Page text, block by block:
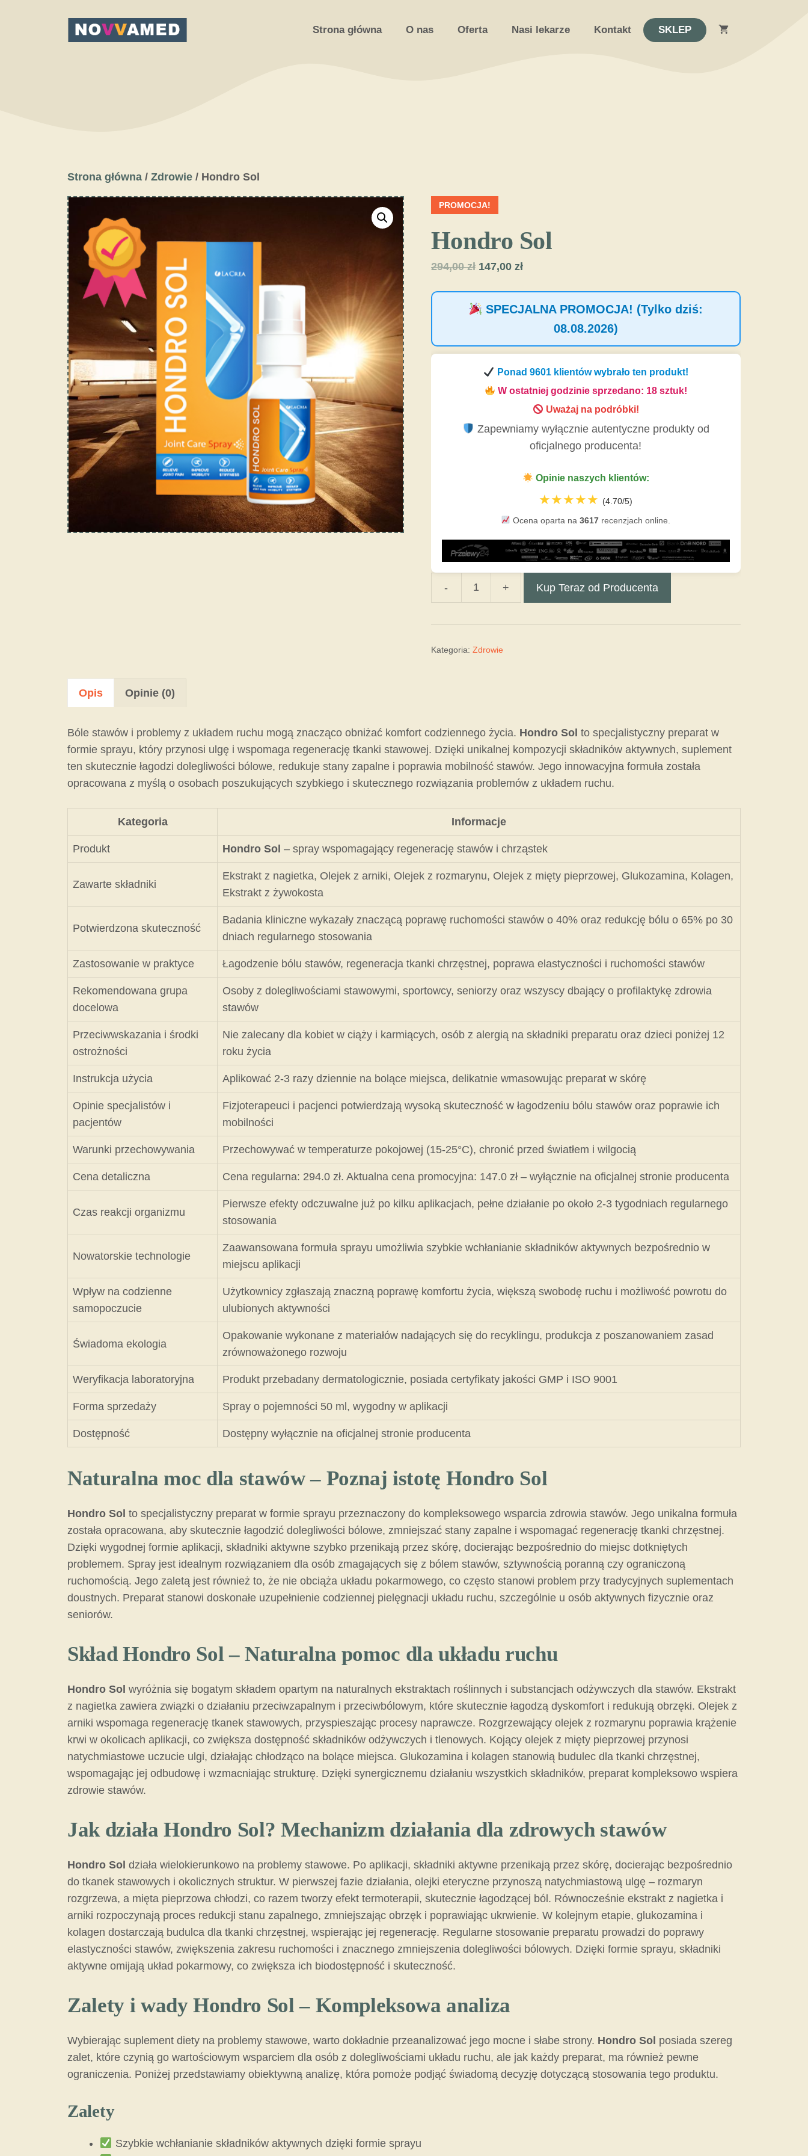
Strona główna O nas Oferta Nasi lekarze Kontakt SKLEP
Strona główna / Zdrowie / Hondro Sol
PROMOCJA!
Hondro Sol
294,00zł Pierwotna
294,00 zł.
147,00 złAktualna
147,00 zł.
SPECJALNA PROMOCJA! (Tylko dziś:
08.08.2026)
Ponad 9601klientów wybrało ten produkt!
W ostatniej godzinie sprzedano: 18 sztuk!
Uważaj na podróbki!
Zapewniamy wyłącznie autentyczne produkty od
oficjalnego producenta!
Opinie naszych klientów:
★★★★★ (4.70/5)
Ocena oparta na3617 recenzjach online.
-
Sol
+ Kup Teraz od Producenta
Kategoria: Zdrowie
Opis Opinie (0)
Bóle stawów i problemy z układem ruchu mogą znacząco obniżać komfort codziennego życia. Hondro Sol to specjalistyczny preparat w
formie sprayu, który przynosi ulgę i wspomaga regenerację tkanki stawowej. Dzięki unikalnej kompozycji składników aktywnych, suplement
ten skutecznie łagodzi dolegliwości bólowe, redukuje stany zapalne i poprawia mobilność stawów. Jego innowacyjna formuła została
opracowana z myślą o osobach poszukujących szybkiego i skutecznego rozwiązania problemów z układem ruchu.
Kategoria Informacje
Produkt Hondro Sol – spray wspomagający regenerację stawów i chrząstek
Zawarte składniki
Ekstrakt z nagietka, Olejek z arniki, Olejek z rozmarynu, Olejek z mięty pieprzowej, Glukozamina, Kolagen,
Ekstrakt z żywokosta
Potwierdzona skuteczność
Badania kliniczne wykazały znaczącą poprawę ruchomości stawów o 40% oraz redukcję bólu o 65% po 30
dniach regularnego stosowania
Zastosowanie w praktyce Łagodzenie bólu stawów, regeneracja tkanki chrzęstnej, poprawa elastyczności i ruchomości stawów
Rekomendowana grupa
docelowa
Osoby z dolegliwościami stawowymi, sportowcy, seniorzy oraz wszyscy dbający o profilaktykę zdrowia
stawów
Przeciwwskazania i środki
ostrożności
Nie zalecany dla kobiet w ciąży i karmiących, osób z alergią na składniki preparatu oraz dzieci poniżej 12
roku życia
Instrukcja użycia Aplikować 2-3 razy dziennie na bolące miejsca, delikatnie wmasowując preparat w skórę
Opinie specjalistów i
pacjentów
Fizjoterapeuci i pacjenci potwierdzają wysoką skuteczność w łagodzeniu bólu stawów oraz poprawie ich
mobilności
Warunki przechowywania Przechowywać w temperaturze pokojowej (15-25°C), chronić przed światłem i wilgocią
Cena detaliczna Cena regularna: 294.0 zł. Aktualna cena promocyjna: 147.0 zł – wyłącznie na oficjalnej stronie producenta
Czas reakcji organizmu
Pierwsze efekty odczuwalne już po kilku aplikacjach, pełne działanie po około 2-3 tygodniach regularnego
stosowania
Nowatorskie technologie
Zaawansowana formuła sprayu umożliwia szybkie wchłanianie składników aktywnych bezpośrednio w
miejscu aplikacji
Wpływ na codzienne
samopoczucie
Użytkownicy zgłaszają znaczną poprawę komfortu życia, większą swobodę ruchu i możliwość powrotu do
ulubionych aktywności
Świadoma ekologia
Opakowanie wykonane z materiałów nadających się do recyklingu, produkcja z poszanowaniem zasad
zrównoważonego rozwoju
Weryfikacja laboratoryjna Produkt przebadany dermatologicznie, posiada certyfikaty jakości GMP i ISO 9001
Forma sprzedaży Spray o pojemności 50 ml, wygodny w aplikacji
Dostępność Dostępny wyłącznie na oficjalnej stronie producenta
Naturalna moc dla stawów – Poznaj istotę Hondro Sol
Hondro Sol to specjalistyczny preparat w formie sprayu przeznaczony do kompleksowego wsparcia zdrowia stawów. Jego unikalna formuła
została opracowana, aby skutecznie łagodzić dolegliwości bólowe, zmniejszać stany zapalne i wspomagać regenerację tkanki chrzęstnej.
Dzięki wygodnej formie aplikacji, składniki aktywne szybko przenikają przez skórę, docierając bezpośrednio do miejsc dotkniętych
problemem. Spray jest idealnym rozwiązaniem dla osób zmagających się z bólem stawów, sztywnością poranną czy ograniczoną
ruchomością. Jego zaletą jest również to, że nie obciąża układu pokarmowego, co często stanowi problem przy tradycyjnych suplementach
doustnych. Preparat stanowi doskonałe uzupełnienie codziennej pielęgnacji układu ruchu, szczególnie u osób aktywnych fizycznie oraz
seniorów.
Skład Hondro Sol – Naturalna pomoc dla układu ruchu
Hondro Sol wyróżnia się bogatym składem opartym na naturalnych ekstraktach roślinnych i substancjach odżywczych dla stawów. Ekstrakt
z nagietka zawiera związki o działaniu przeciwzapalnym i przeciwbólowym, które skutecznie łagodzą dyskomfort i redukują obrzęki. Olejek z
arniki wspomaga regenerację tkanek stawowych, przyspieszając procesy naprawcze. Rozgrzewający olejek z rozmarynu poprawia krążenie
krwi w okolicach aplikacji, co zwiększa dostępność składników odżywczych i tlenowych. Kojący olejek z mięty pieprzowej przynosi
natychmiastowe uczucie ulgi, działając chłodząco na bolące miejsca. Glukozamina i kolagen stanowią budulec dla tkanki chrzęstnej,
wspomagając jej odbudowę i wzmacniając strukturę. Dzięki synergicznemu działaniu wszystkich składników, preparat kompleksowo wspiera
zdrowie stawów.
Jak działa Hondro Sol? Mechanizm działania dla zdrowych stawów
Hondro Sol działa wielokierunkowo na problemy stawowe. Po aplikacji, składniki aktywne przenikają przez skórę, docierając bezpośrednio
do tkanek stawowych i okolicznych struktur. W pierwszej fazie działania, olejki eteryczne przynoszą natychmiastową ulgę – rozmaryn
rozgrzewa, a mięta pieprzowa chłodzi, co razem tworzy efekt termoterapii, skutecznie łagodzącej ból. Równocześnie ekstrakt z nagietka i
arniki rozpoczynają proces redukcji stanu zapalnego, zmniejszając obrzęk i poprawiając ukrwienie. W kolejnym etapie, glukozamina i
kolagen dostarczają budulca dla tkanki chrzęstnej, wspierając jej regenerację. Regularne stosowanie preparatu prowadzi do poprawy
elastyczności stawów, zwiększenia zakresu ruchomości i znacznego zmniejszenia dolegliwości bólowych. Dzięki formie sprayu, składniki
aktywne omijają układ pokarmowy, co zwiększa ich biodostępność i skuteczność.
Zalety i wady Hondro Sol – Kompleksowa analiza
Wybierając suplement diety na problemy stawowe, warto dokładnie przeanalizować jego mocne i słabe strony. Hondro Sol posiada szereg
zalet, które czynią go wartościowym wsparciem dla osób z dolegliwościami układu ruchu, ale jak każdy preparat, ma również pewne
ograniczenia. Poniżej przedstawiamy obiektywną analizę, która pomoże podjąć świadomą decyzję dotyczącą stosowania tego produktu.
Zalety
Szybkie wchłanianie składników aktywnych dzięki formie sprayu